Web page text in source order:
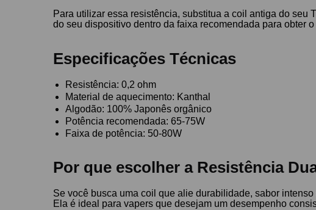
Para utilizar essa resistência, substitua a coil antiga do
do seu dispositivo dentro da faixa recomendada para obter
Especificações Técnicas
Resistência: 0,2 ohm
Material de aquecimento: Kanthal
Algodão: 100% Japonês orgânico
Potência recomendada: 65-75W
Faixa de potência: 50-80W
Por que escolher a Resistência
Se você busca uma coil que alie durabilidade, sabor
Ela é ideal para vapers que desejam um desempenho